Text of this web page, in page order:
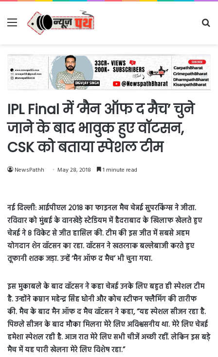
Menu
IPL Final में ‘मैन ऑफ द मैच’ चुने
जाने के बाद भावुक हुए वॉटसन,
CSK को बताया स्पेशल टीम
NewsPathh May 28, 2018 1 minute read
नई दिल्ली: आईपीएल 2018 का फाइनल मैच चेन्नई सुपरकिंग्स ने जीता.
रविवार को मुंबई के वानखेड़े स्टेडियम में हैदराबाद के खिलाफ खेलते हुए
चेन्नई ने 8 विकेट से जीत हासिल की. टीम की इस जीत में सबसे अहम
योगदान शेन वॉटसन का रहा. वॉटसन ने खतरनाक बल्लेबाजी करते हुए
तूफानी शतक जड़ा. उन्हें ‘मैन ऑफ द मैच’ भी चुना गया.
इस मुकाबले के बाद वॉटसन ने कहा चेन्नई उनके लिए बहुत ही स्पेशल टीम
है. उन्होंने कप्तान महेन्द्र सिंह धोनी और कोच स्टीफन फ्लैमिंग की तारीफ
की.मैच के बाद मैन ऑफ द मैच वॉटसन ने कहा, “यह स्पेशल सीजन रहा है.
पिछले सीजन के बाद मौका मिलना मेरे लिए अविश्वसनीय था. मेरे लिए चेन्नई
हमेशा स्पेशल रही है. आज रात मेरे लिए सभी चीजें अच्छी रहीं. लेकिन इस बड़े
मैच में यह पारी खेलना मेरे लिए विशेष रहा.”